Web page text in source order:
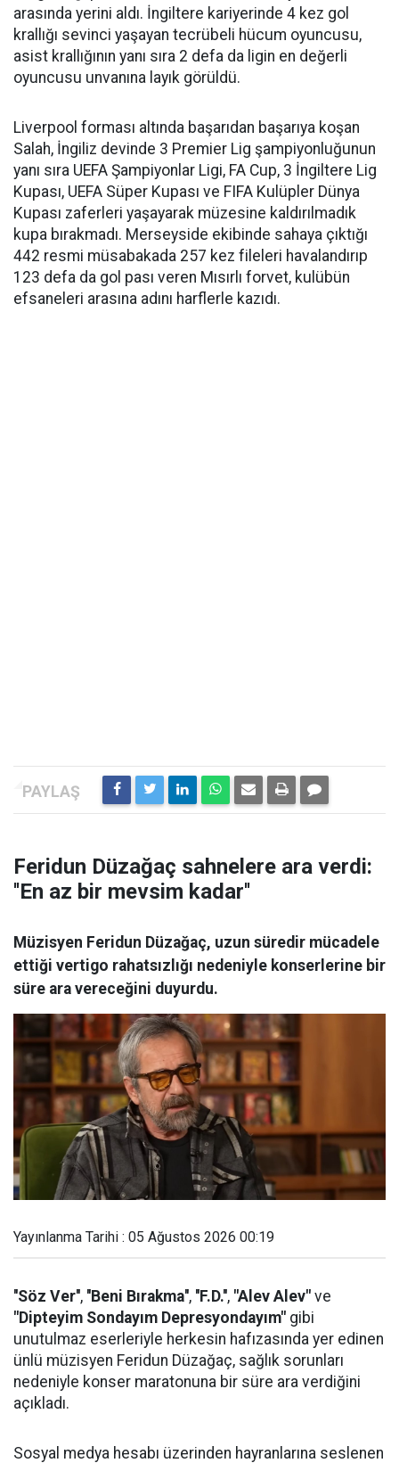
arasında yerini aldı. İngiltere kariyerinde 4 kez gol
krallığı sevinci yaşayan tecrübeli hücum oyuncusu,
asist krallığının yanı sıra 2 defa da ligin en değerli
oyuncusu unvanına layık görüldü.
Liverpool forması altında başarıdan başarıya koşan
Salah, İngiliz devinde 3 Premier Lig şampiyonluğunun
yanı sıra UEFA Şampiyonlar Ligi, FA Cup, 3 İngiltere Lig
Kupası, UEFA Süper Kupası ve FIFA Kulüpler Dünya
Kupası zaferleri yaşayarak müzesine kaldırılmadık
kupa bırakmadı. Merseyside ekibinde sahaya çıktığı
442 resmi müsabakada 257 kez fileleri havalandırıp
123 defa da gol pası veren Mısırlı forvet, kulübün
efsaneleri arasına adını harflerle kazıdı.
Feridun Düzağaç sahnelere ara verdi:
''En az bir mevsim kadar''
Müzisyen Feridun Düzağaç, uzun süredir mücadele
ettiği vertigo rahatsızlığı nedeniyle konserlerine bir
süre ara vereceğini duyurdu.
Yayınlanma Tarihi : 05 Ağustos 2026 00:19
''Söz Ver'', ''Beni Bırakma'', ''F.D.'', "Alev Alev" ve
"Dipteyim Sondayım Depresyondayım" gibi
unutulmaz eserleriyle herkesin hafızasında yer edinen
ünlü müzisyen Feridun Düzağaç, sağlık sorunları
nedeniyle konser maratonuna bir süre ara verdiğini
açıkladı.
Sosyal medya hesabı üzerinden hayranlarına seslenen